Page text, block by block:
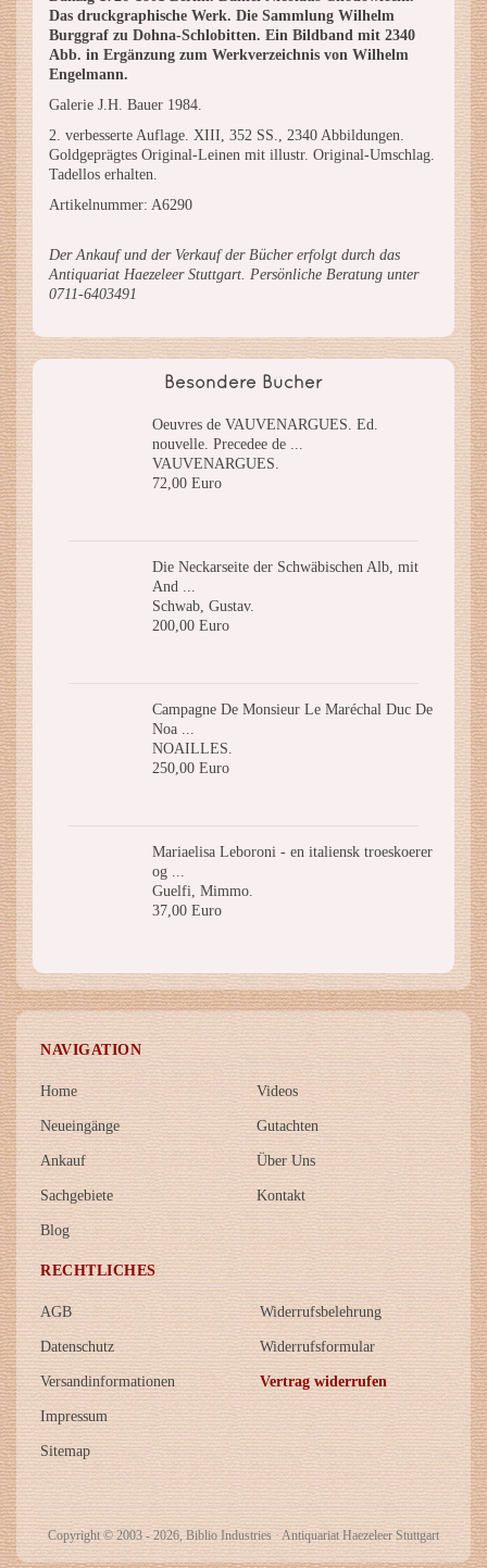
Das druckgraphische Werk. Die Sammlung Wilhelm
Burggraf zu Dohna-Schlobitten. Ein Bildband mit 2340
Abb. in Ergänzung zum Werkverzeichnis von Wilhelm
Engelmann.
Galerie J.H. Bauer 1984.
2. verbesserte Auflage. XIII, 352 SS., 2340 Abbildungen.
Goldgeprägtes Original-Leinen mit illustr. Original-Umschlag.
Tadellos erhalten.
Artikelnummer: A6290
Der Ankauf und der Verkauf der Bücher erfolgt durch das
Antiquariat Haezeleer Stuttgart. Persönliche Beratung unter
0711-6403491
Besondere Bücher
Oeuvres de VAUVENARGUES. Ed.
nouvelle. Precedee de ...
VAUVENARGUES.
72,00 Euro
Die Neckarseite der Schwäbischen Alb, mit
And ...
Schwab, Gustav.
200,00 Euro
Campagne De Monsieur Le Maréchal Duc De
Noa ...
NOAILLES.
250,00 Euro
Mariaelisa Leboroni - en italiensk troeskoerer
og ...
Guelfi, Mimmo.
37,00 Euro
NAVIGATION
Home
Neueingänge
Ankauf
Sachgebiete
Blog
Videos
Gutachten
Über Uns
Kontakt
RECHTLICHES
AGB
Datenschutz
Versandinformationen
Impressum
Sitemap
Widerrufsbelehrung
Widerrufsformular
Vertrag widerrufen
Copyright © 2003 - 2026, Biblio Industries · Antiquariat Haezeleer Stuttgart